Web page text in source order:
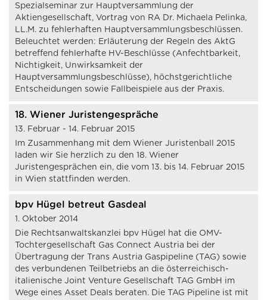
Spezialseminar zur Hauptversammlung der
Aktiengesellschaft, Vortrag von RA Dr. Michaela Pelinka,
LL.M. zu fehlerhaften Hauptversammlungsbeschlüssen.
Beleuchtet werden: Erläuterung der Regeln des AktG
betreffend fehlerhafte HV-Beschlüsse (Anfechtbarkeit,
Nichtigkeit, Unwirksamkeit der
Hauptversammlungsbeschlüsse), höchstgerichtliche
Entscheidungen sowie Fallbeispiele aus der Praxis.
18. Wiener Juristengespräche
13. Februar - 14. Februar 2015
Im Zusammenhang mit dem Wiener Juristenball 2015
laden wir Sie herzlich zu den 18. Wiener
Juristengesprächen ein, die vom 13. bis 14. Februar 2015
in Wien stattfinden werden.
bpv Hügel betreut Gasdeal
1. Oktober 2014
Die Rechtsanwaltskanzlei bpv Hügel hat die OMV-
Tochtergesellschaft Gas Connect Austria bei der
Übertragung der Trans Austria Gaspipeline (TAG) sowie
des verbundenen Teilbetriebs an die österreichisch-
italienische Joint Venture Gesellschaft TAG GmbH im
Wege eines Asset Deals beraten. Die TAG Pipeline ist mit